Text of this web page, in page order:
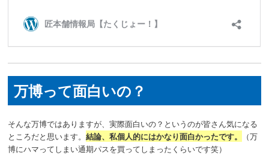
万博って面白いの？
そんな万博ではありますが、実際面白いの？というのが皆さん気になる
ところだと思います。結論、私個人的にはかなり面白かったです。
（万
博にハマってしまい通期パスを買ってしまったくらいです笑）